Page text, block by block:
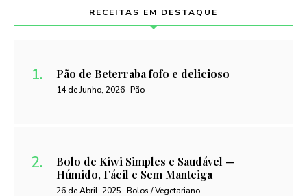
RECEITAS EM DESTAQUE
Pão de Beterraba fofo e delicioso
14 de Junho, 2026 Pão
Bolo de Kiwi Simples e Saudável —
Húmido, Fácil e Sem Manteiga
26 de Abril, 2025 Bolos / Vegetariano